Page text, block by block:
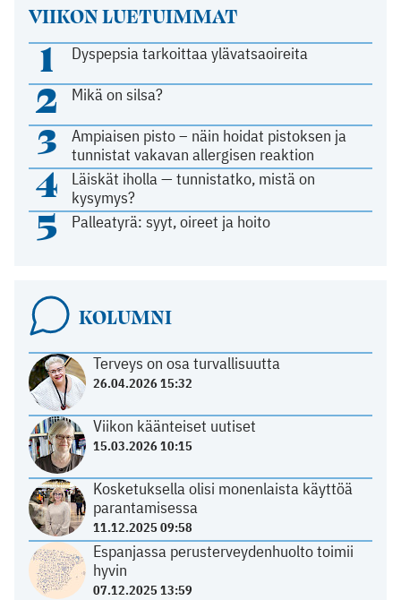
VIIKON LUETUIMMAT
1 Dyspepsia tarkoittaa ylävatsaoireita
2 Mikä on silsa?
3
Ampiaisen pisto – näin hoidat pistoksen ja
tunnistat vakavan allergisen reaktion
4
Läiskät iholla — tunnistatko, mistä on
kysymys?
5 Palleatyrä: syyt, oireet ja hoito
KOLUMNI
Terveys on osa turvallisuutta
26.04.2026 15:32
Viikon käänteiset uutiset
15.03.2026 10:15
Kosketuksella olisi monenlaista käyttöä
parantamisessa
11.12.2025 09:58
Espanjassa perusterveydenhuolto toimii
hyvin
07.12.2025 13:59